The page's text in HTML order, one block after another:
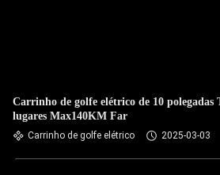
Carrinho de golfe elétrico de 10 polegadas
lugares Max140KM Far
Carrinho de golfe elétrico 2025-03-03